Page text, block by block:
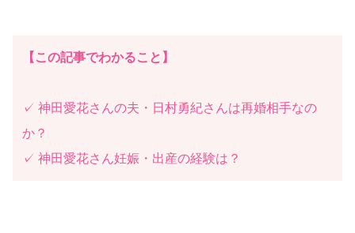
【この記事でわかること】
✓ 神田愛花さんの夫・日村勇紀さんは再婚相手なの
か？
✓ 神田愛花さん妊娠・出産の経験は？